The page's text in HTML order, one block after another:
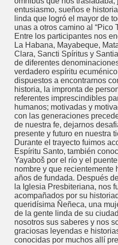
entusiasmo, sueños e
linda que logró el mayor de
unas a otros camino al “Pico
Entre los participantes nos
La Habana, Mayabeque,
Clara, Sancti Spíritus y
de diferentes
verdadero espíritu
dispuestos a encontrarnos
historia, la impronta de
referentes imprescindibles
humanos; motivadas y
con las generaciones
de nuestra fe, dejarnos
presente y futuro en nuestra
Durante el trayecto fuimos
Espíritu Santo, también
Yayaboš por el río y el
nombre y que recientemente
años de fundada. Después
la Iglesia Presbiteriana, nos
acompañados por su
queridísima Ñeñeca, una
de la gente linda de su
nosotros sus saberes y nos
graciosas leyendas e
conocidas por muchos allí